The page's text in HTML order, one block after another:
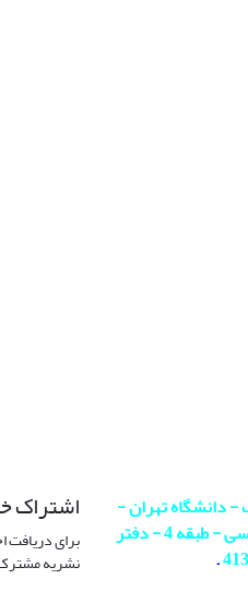
- دانشگاه تهران -
دانشکده حقوق و علوم سیاسی - طبقه 4 - دفتر
.
اشتراک
برای دریافت
نشریه